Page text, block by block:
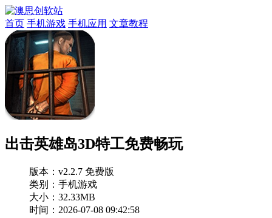
首页 手机游戏 手机应用 文章教程
出击英雄岛3D特工免费畅玩
版本： v2.2.7 免费版
类别：手机游戏
大小：32.33MB
时间：2026-07-08 09:42:58